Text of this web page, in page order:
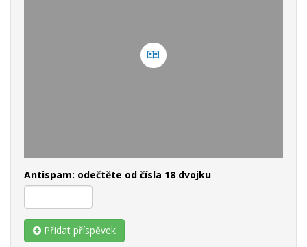
Antispam: odečtěte od čísla 18 dvojku
Přidat příspěvek